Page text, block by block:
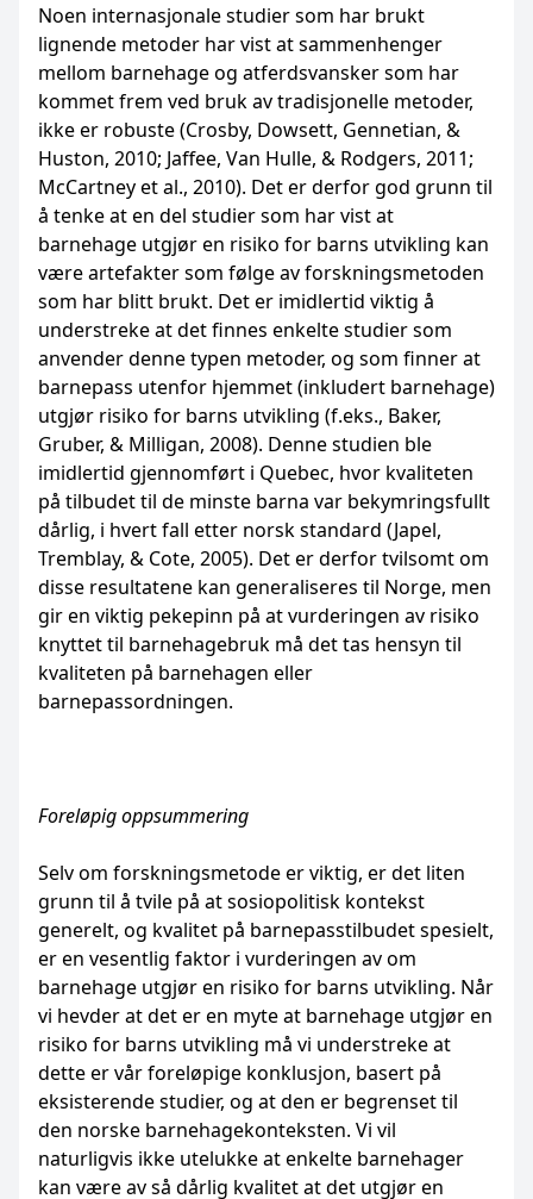
Noen internasjonale studier som har brukt
lignende metoder har vist at sammenhenger
mellom barnehage og atferdsvansker som har
kommet frem ved bruk av tradisjonelle metoder,
ikke er robuste (Crosby, Dowsett, Gennetian, &
Huston, 2010; Jaffee, Van Hulle, & Rodgers, 2011;
McCartney et al., 2010). Det er derfor god grunn til
å tenke at en del studier som har vist at
barnehage utgjør en risiko for barns utvikling kan
være artefakter som følge av forskningsmetoden
som har blitt brukt. Det er imidlertid viktig å
understreke at det finnes enkelte studier som
anvender denne typen metoder, og som finner at
barnepass utenfor hjemmet (inkludert barnehage)
utgjør risiko for barns utvikling (f.eks., Baker,
Gruber, & Milligan, 2008). Denne studien ble
imidlertid gjennomført i Quebec, hvor kvaliteten
på tilbudet til de minste barna var bekymringsfullt
dårlig, i hvert fall etter norsk standard (Japel,
Tremblay, & Cote, 2005). Det er derfor tvilsomt om
disse resultatene kan generaliseres til Norge, men
gir en viktig pekepinn på at vurderingen av risiko
knyttet til barnehagebruk må det tas hensyn til
kvaliteten på barnehagen eller
barnepassordningen.
Foreløpig oppsummering
Selv om forskningsmetode er viktig, er det liten
grunn til å tvile på at sosiopolitisk kontekst
generelt, og kvalitet på barnepasstilbudet spesielt,
er en vesentlig faktor i vurderingen av om
barnehage utgjør en risiko for barns utvikling. Når
vi hevder at det er en myte at barnehage utgjør en
risiko for barns utvikling må vi understreke at
dette er vår foreløpige konklusjon, basert på
eksisterende studier, og at den er begrenset til
den norske barnehagekonteksten. Vi vil
naturligvis ikke utelukke at enkelte barnehager
kan være av så dårlig kvalitet at det utgjør en